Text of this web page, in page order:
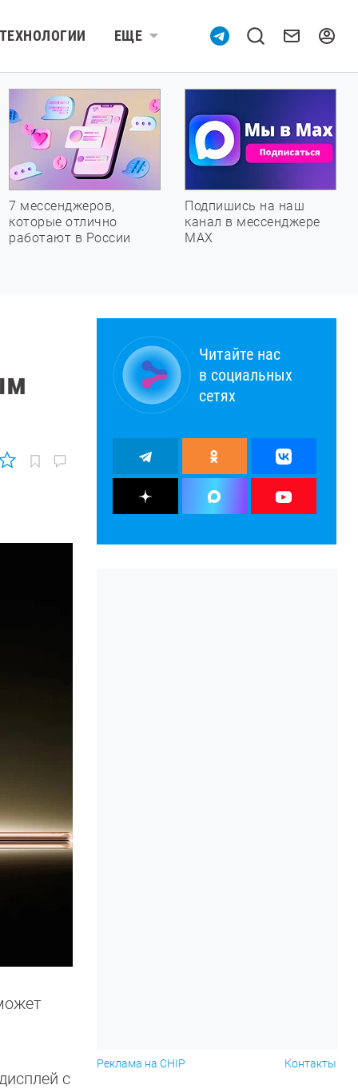
ТЕХНОЛОГИИ ЕЩЕ
7 мессенджеров,
которые отлично
работают в России
Подпишись на наш
канал в мессенджере
МАХ
с
Читайте нас
в социальных
сетях
Реклама на CHIP Контакты